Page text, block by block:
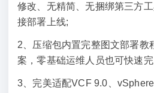
修改、无精简、无捆绑第三方
接部署上线;
2、压缩包内置完整图文部署教
案，零基础运维人员也可快速
3、完美适配VCF 9.0、